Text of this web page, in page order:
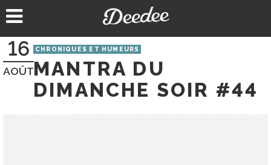
au
16
AOÛT
CHRONIQUES ET HUMEURS
MANTRA DU
DIMANCHE SOIR #44